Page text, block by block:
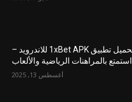
عنوان: تحميل تطبيق 1xBet APK للاندرويد –
استمتع بالمراهنات الرياضية والألعاب
أغسطس 13, 2025